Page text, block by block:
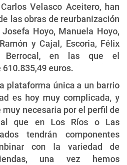
Velasco Aceitero, han
las obras de reurbanización
Hoyo, Manuela Hoyo,
y Cajal, Escoria, Félix
Berrocal, en las que el
euros.
plataforma única a un barrio
es hoy muy complicada, y
necesaria por el perfil de
que en Los Ríos o Las
tendrán componentes
con la variedad de
una vez hemos